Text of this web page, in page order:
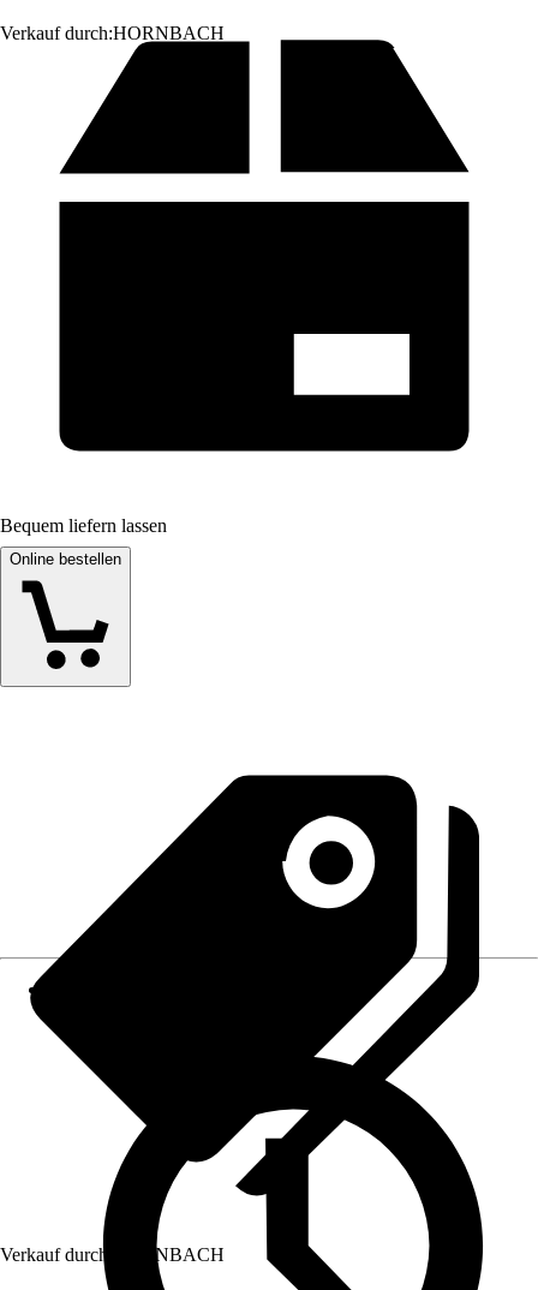
Verkauf durch:HORNBACH
Bequem liefern lassen
Online bestellen
Verkauf durch: HORNBACH